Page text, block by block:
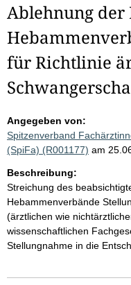
Ablehnung
für Richtlinie
Angegeben von:
Spitzenverband
(SpiFa) (R001177) am
Beschreibung:
Streichung des
Hebammenverbände
(ärztlichen wie
wissenschaftlichen
Stellungnahme in die